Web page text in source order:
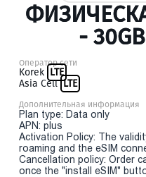
-
Оператор сети
Korek LTE
Asia Cell LTE
Дополнительная информация
Plan type: Data only
APN: plus
Activation Policy: The
roaming and the eSIM
Cancellation policy: Order
once the "install eSIM"